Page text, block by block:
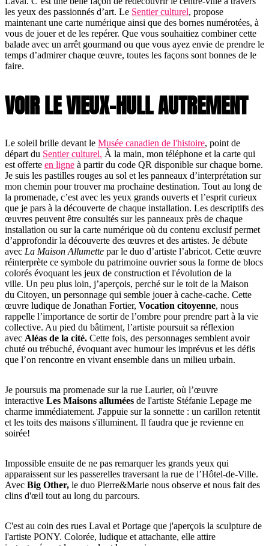
les yeux des passionnés d’art. Le Sentier culturel, propose
maintenant une carte numérique ainsi que des bornes numérotées, à
vous de jouer et de les repérer. Que vous souhaitiez combiner cette
balade avec un arrêt gourmand ou que vous ayez envie de prendre le
temps d’admirer chaque œuvre, toutes les façons sont bonnes de le
faire.
VOIR LE VIEUX-HULL AUTREMENT
Le soleil brille devant le Musée canadien de l'histoire, point de
départ du Sentier culturel. À la main, mon téléphone et la carte qui
est offerte en ligne à partir du code QR disponible sur chaque borne.
Je suis les pastilles rouges au sol et les panneaux d’interprétation sur
mon chemin pour trouver ma prochaine destination. Tout au long de
la promenade, c’est avec les yeux grands ouverts et l’esprit curieux
que je pars à la découverte de chaque installation. Les descriptifs des
œuvres peuvent être consultés sur les panneaux près de chaque
installation ou sur la carte numérique où du contenu exclusif permet
d’approfondir la découverte des œuvres et des artistes. Je débute
avec La Maison Allumette par le duo d’artiste l’abricot. Cette œuvre
réinterprète ce symbole du patrimoine ouvrier sous la forme de blocs
colorés évoquant les jeux de construction et l'évolution de la
ville. Un peu plus loin, j’aperçois, perché sur le toit de la Maison
du Citoyen, un personnage qui semble jouer à cache-cache. Cette
œuvre ludique de Jonathan Fortier, Vocation citoyenne, nous
rappelle l’importance de sortir de l’ombre pour prendre part à la vie
collective. Au pied du bâtiment, l’artiste poursuit sa réflexion
avec Aléas de la cité. Cette fois, des personnages semblent avoir
chuté ou trébuché, évoquant avec humour les imprévus et les défis
que l’on rencontre en vivant ensemble dans un milieu urbain.
Je poursuis ma promenade sur la rue Laurier, où l’œuvre
interactive Les Maisons allumées de l'artiste Stéfanie Lepage me
charme immédiatement. J'appuie sur la sonnette : un carillon retentit
et les toits des maisons s'illuminent. Il faudra que je revienne en
soirée!
Impossible ensuite de ne pas remarquer les grands yeux qui
apparaissent sur les passerelles traversant la rue de l’Hôtel-de-Ville.
Avec Big Other, le duo Pierre&Marie nous observe et nous fait des
clins d'œil tout au long du parcours.
C'est au coin des rues Laval et Portage que j'aperçois la sculpture de
l'artiste PONY. Colorée, ludique et attachante, elle attire